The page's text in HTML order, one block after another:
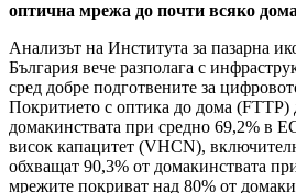
оптична мрежа до почти всяко
Анализът на Института за пазарна
България вече разполага с
сред добре подготвените за
Покритието с оптика до дома (FTTP)
домакинствата при средно 69,2% в
висок капацитет (VHCN),
обхващат 90,3% от домакинствата
мрежите покриват над 80% от